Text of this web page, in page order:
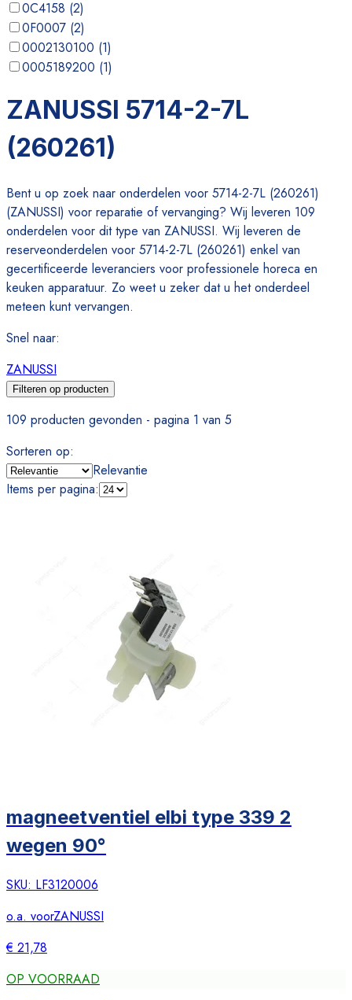
0C4158 (2)
0F0007 (2)
0002130100 (1)
0005189200 (1)
0019522100(1)
ZANUSSI 5714-2-7L
(260261)
Bent u op zoek naar onderdelen voor 5714-2-7L (260261)
(ZANUSSI) voor reparatie of vervanging? Wij leveren 109
onderdelen voor dit type van ZANUSSI. Wij leveren de
reserveonderdelen voor 5714-2-7L (260261) enkel van
gecertificeerde leveranciers voor professionele horeca en
keuken apparatuur. Zo weet u zeker dat u het onderdeel
meteen kunt vervangen.
Snel naar:
ZANUSSI
Filteren op producten
109 producten gevonden - pagina 1 van 5
Sorteren op:
Relevantie
Items per pagina:
magneetventiel elbi type 339 2
wegen 90°
SKU: LF3120006
o.a. voorZANUSSI
€ 21,78
OP VOORRAAD